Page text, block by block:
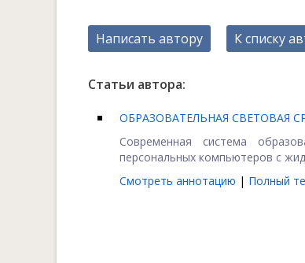
Написать автору К списку
Статьи автора:
ОБРАЗОВАТЕЛЬНАЯ СВЕТОВАЯ
Современная система
персональных компьютеров с
Смотреть аннотацию | Полный